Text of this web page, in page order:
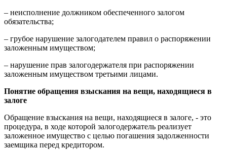
– неисполнение должником обеспеченного залогом
обязательства;
– грубое нарушение залогодателем правил о распоряжении
заложенным имуществом;
– нарушение прав залогодержателя при распоряжении
заложенным имуществом третьими лицами.
Понятие обращения взыскания на вещи, находящиеся в
залоге
Обращение взыскания на вещи, находящиеся в залоге, - это
процедура, в ходе которой залогодержатель реализует
заложенное имущество с целью погашения задолженности
заемщика перед кредитором.